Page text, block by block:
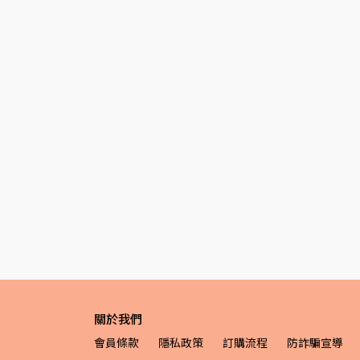
關於我們
會員條款 隱私政策 訂購流程 防詐騙宣導